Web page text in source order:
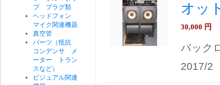
オッ
30,000 円
バック
2017/2
プ プラグ類
ヘッドフォン
マイク関連機器
真空管
パーツ（抵抗
コンデンサ メ
ーター トラン
スなど）
ビジュアル関連